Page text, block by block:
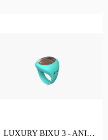
LUXURY BIXU 3 - ANILLO ESTIMULADOR DE CL...